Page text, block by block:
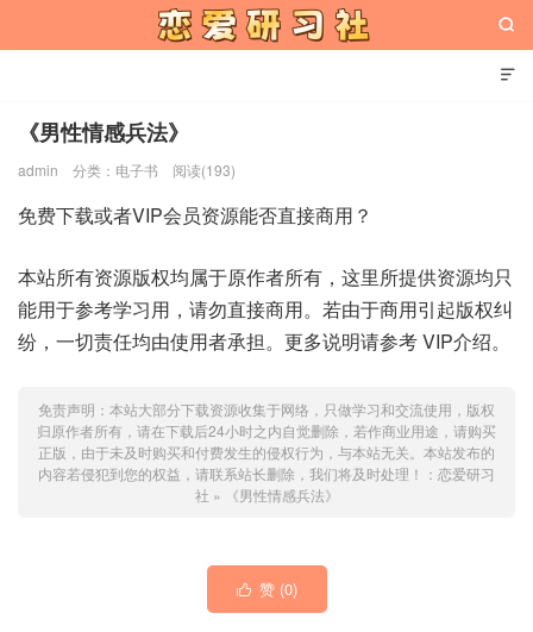


《男性情感兵法》
admin 分类： 电子书 阅读(193)
免费下载或者VIP会员资源能否直接商用？
本站所有资源版权均属于原作者所有，这里所提供资源均只
能用于参考学习用，请勿直接商用。若由于商用引起版权纠
纷，一切责任均由使用者承担。更多说明请参考 VIP介绍。
免责声明：本站大部分下载资源收集于网络，只做学习和交流使用，版权
归原作者所有，请在下载后24小时之内自觉删除，若作商业用途，请购买
正版，由于未及时购买和付费发生的侵权行为，与本站无关。本站发布的
内容若侵犯到您的权益，请联系站长删除，我们将及时处理！： 恋爱研习
社 » 《男性情感兵法》
 赞 (0)